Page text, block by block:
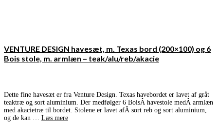
VENTURE DESIGN havesæt, m. Texas bord (200×100) og 6
Bois stole, m. armlæn – teak/alu/reb/akacie
Dette fine havesæt er fra Venture Design. Texas havebordet er lavet af gråt
teaktræ og sort aluminium. Der medfølger 6 BoisÂ havestole medÂ armlæn
med akacietræ til bordet. Stolene er lavet afÂ sort reb og sort aluminium,
og de kan … Læs mere